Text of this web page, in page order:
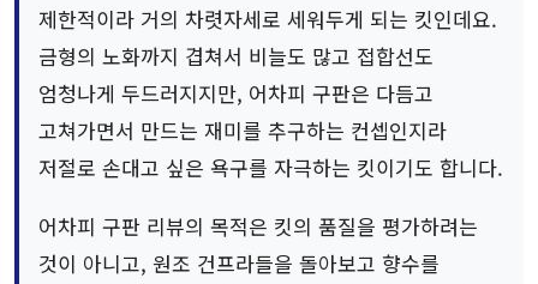
제한적이라 거의 차렷자세로 세워두게 되는 킷인데요.
금형의 노화까지 겹쳐서 비늘도 많고 접합선도
엄청나게 두드러지지만, 어차피 구판은 다듬고
고쳐가면서 만드는 재미를 추구하는 컨셉인지라
저절로 손대고 싶은 욕구를 자극하는 킷이기도 합니다.
어차피 구판 리뷰의 목적은 킷의 품질을 평가하려는
것이 아니고, 원조 건프라들을 돌아보고 향수를